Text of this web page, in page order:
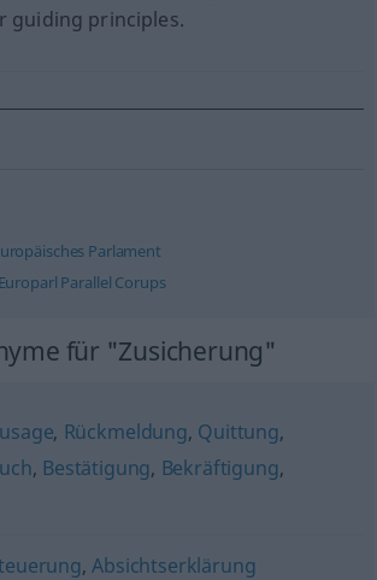
guiding principles.
Parlament
Europarl Parallel Corups
für "Zusicherung"
, Rückmeldung, Quittung,
, Bestätigung, Bekräftigung,
,Absichtserklärung